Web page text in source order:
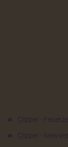
Clipper -
Clipper -